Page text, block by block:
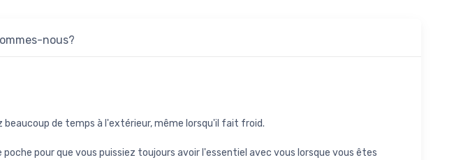
nous?
beaucoup de temps à l'extérieur, même lorsqu'il fait froid.
pour que vous puissiez toujours avoir l'essentiel avec vous lorsque vous êtes